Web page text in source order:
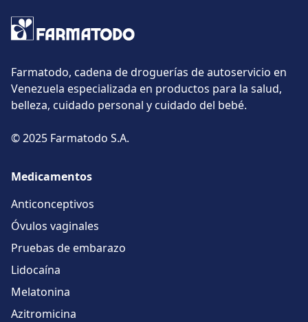
Farmatodo, cadena de droguerías de autoservicio en
Venezuela especializada en productos para la salud,
belleza, cuidado personal y cuidado del bebé.
© 2025 Farmatodo S.A.
Medicamentos
Anticonceptivos
Óvulos vaginales
Pruebas de embarazo
Lidocaína
Melatonina
Azitromicina